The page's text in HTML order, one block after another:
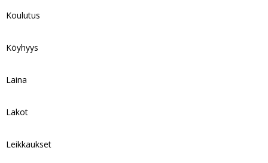
Koulutus
Köyhyys
Laina
Lakot
Leikkaukset